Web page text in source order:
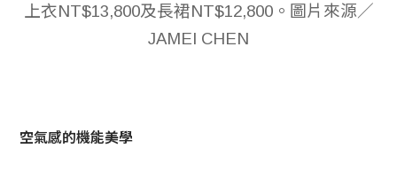
上衣NT$13,800及長裙NT$12,800。圖片來源／
JAMEI CHEN
空氣感的機能美學